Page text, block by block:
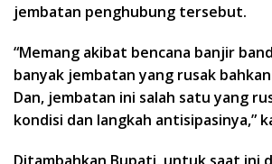
jembatan penghubung tersebut.
“Memang akibat bencana banjir
banyak jembatan yang rusak
Dan, jembatan ini salah satu yang
kondisi dan langkah antisipasinya,”